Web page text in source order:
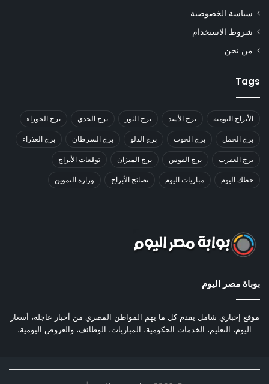
سياسة الخصوصية
شروط الاستخدام
من نحن
Tags
الأبراج اليومية برج الأسد برج الثور برج الجدي برج الجوزاء
برج الحمل برج الحوت برج الدلو برج السرطان برج العذراء
برج العقرب برج القوس برج الميزان توقعات الأبراج
حظك اليوم مباريات اليوم نصائح الأبراج وزارة التموين
بوباة مصر اليوم
موقع إخباري شامل يقدم كل ما يهم المواطن المصري من أخبار عاجلة، أسعار
اليوم، التعليم، الخدمات الحكومية، المباريات، الوظائف، والعروض اليومية.